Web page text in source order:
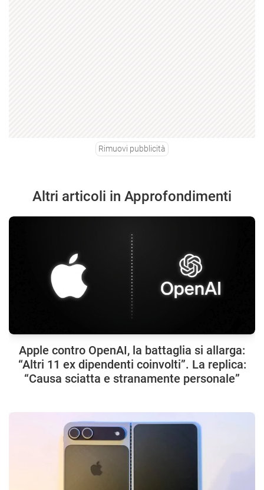
Rimuovi pubblicità
Altri articoli in Approfondimenti
Apple contro OpenAI, la battaglia si allarga:
“Altri 11 ex dipendenti coinvolti”. La replica:
“Causa sciatta e stranamente personale”